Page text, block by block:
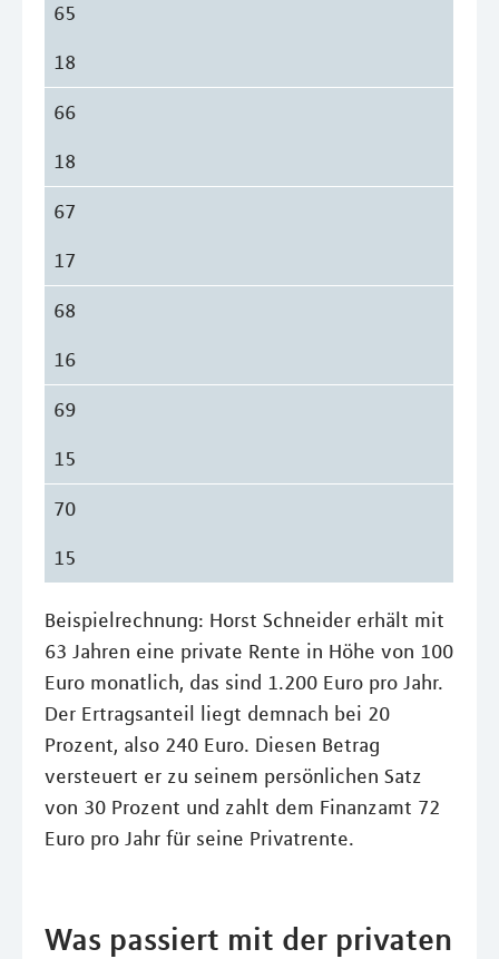
65
18
66
18
67
17
68
16
69
15
70
15
Beispielrechnung: Horst Schneider erhält mit
63 Jahren eine private Rente in Höhe von 100
Euro monatlich, das sind 1.200 Euro pro Jahr.
Der Ertragsanteil liegt demnach bei 20
Prozent, also 240 Euro. Diesen Betrag
versteuert er zu seinem persönlichen Satz
von 30 Prozent und zahlt dem Finanzamt 72
Euro pro Jahr für seine Privatrente.
Was passiert mit der privaten